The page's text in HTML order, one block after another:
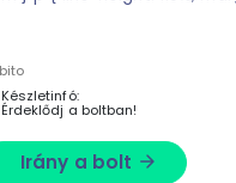
MINŐSÉG - a jelmez
...
Készletinfó:
Érdeklődj a boltban!
Irány a bolt arrow_forward